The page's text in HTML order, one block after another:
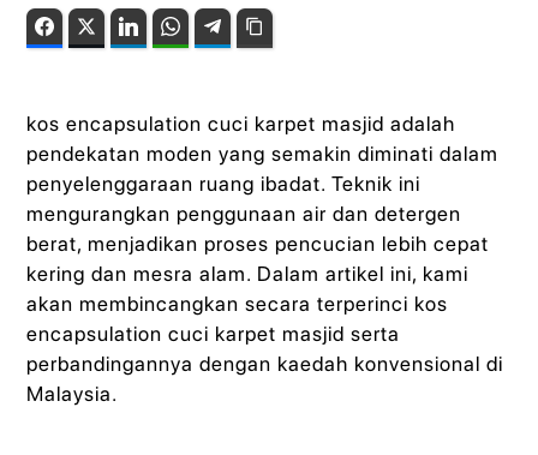
FacebookTwitter LinkedIn WhatsAppTelegram
kos encapsulation cuci karpet masjid adalah
pendekatan moden yang semakin diminati dalam
penyelenggaraan ruang ibadat. Teknik ini
mengurangkan penggunaan air dan detergen
berat, menjadikan proses pencucian lebih cepat
kering dan mesra alam. Dalam artikel ini, kami
akan membincangkan secara terperinci kos
encapsulation cuci karpet masjid serta
perbandingannya dengan kaedah konvensional di
Malaysia.